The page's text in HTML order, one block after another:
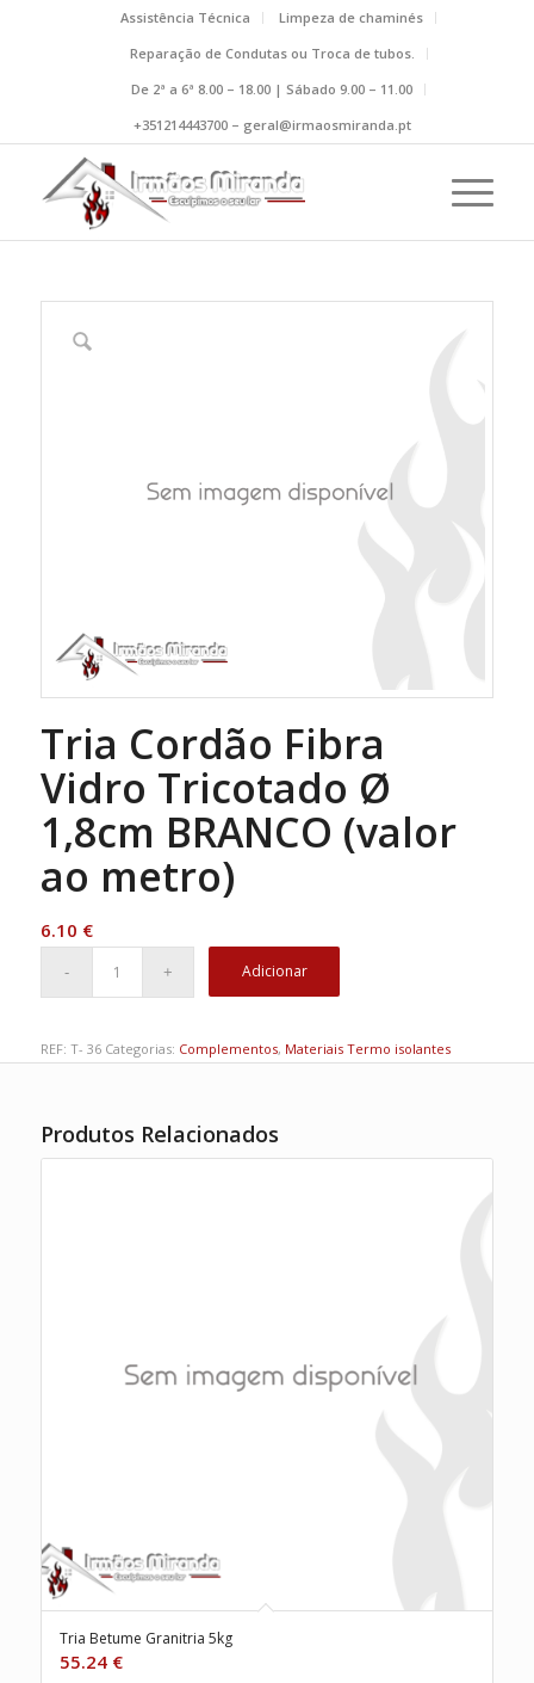
Assistência Técnica
Limpeza de chaminés
Reparação de Condutas ou Troca de tubos.
De 2ª a 6ª 8.00 – 18.00 | Sábado 9.00 – 11.00
+351214443700 – geral@irmaosmiranda.pt
Tria Cordão Fibra
Vidro Tricotado Ø
1,8cm BRANCO (valor
ao metro)
6.10 €
Adicionar
REF: T- 36 Categorias: Complementos, Materiais Termo isolantes
Produtos Relacionados
Tria Betume Granitria 5kg
55.24 €